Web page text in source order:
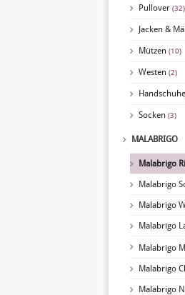
Pullover (32)
Jacken &
Mützen (10)
Westen (2)
Socken (3)
MALABRIGO
Malabrigo
Malabrigo
Malabrigo
Malabrigo
Malabrigo
Malabrigo
Malabrigo